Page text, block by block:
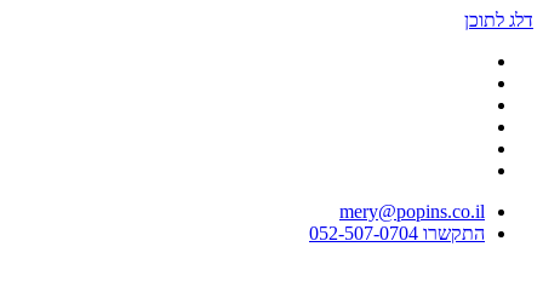
דלג לתוכן
mery@popins.co.il
התקשרו 052-507-0704